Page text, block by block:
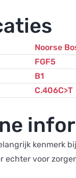
Noorse
FGF5
B1
C.406C>T
kenmerk
echter voor